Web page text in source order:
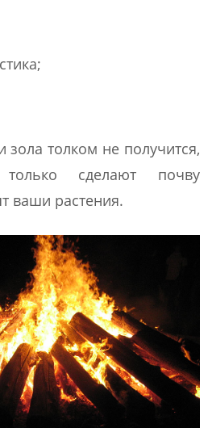
зола толком не получится,
сделают почву
ваши растения.